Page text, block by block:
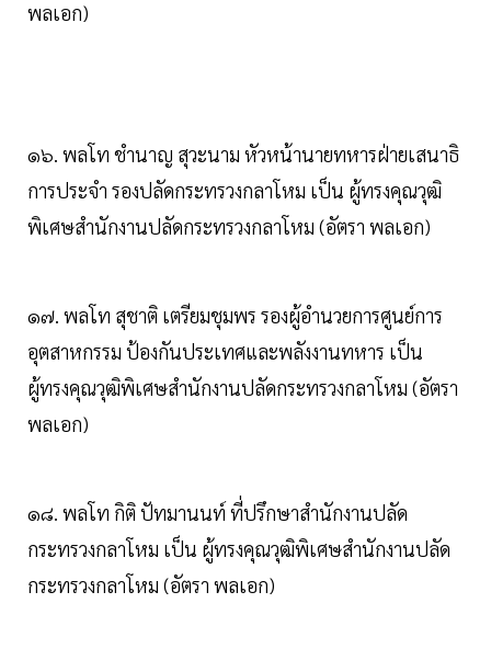
พลเอก)
๑๖. พลโท ชํานาญ สุวะนาม หัวหน้านายทหารฝ่ายเสนาธิ
การประจํา รองปลัดกระทรวงกลาโหม เป็น ผู้ทรงคุณวุฒิ
พิเศษสํานักงานปลัดกระทรวงกลาโหม (อัตรา พลเอก)
๑๗. พลโท สุชาติ เตรียมชุมพร รองผู้อํานวยการศูนย์การ
อุตสาหกรรม ป้องกันประเทศและพลังงานทหาร เป็น
ผู้ทรงคุณวุฒิพิเศษสํานักงานปลัดกระทรวงกลาโหม (อัตรา
พลเอก)
๑๘. พลโท กิติ ปัทมานนท์ ที่ปรึกษาสํานักงานปลัด
กระทรวงกลาโหม เป็น ผู้ทรงคุณวุฒิพิเศษสํานักงานปลัด
กระทรวงกลาโหม (อัตรา พลเอก)